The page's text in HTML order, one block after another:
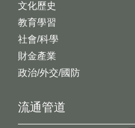
文化歷史
教育學習
社會/科學
財金產業
政治/外交/國防
流通管道